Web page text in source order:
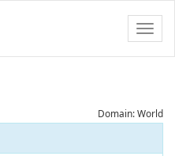
Domain: World